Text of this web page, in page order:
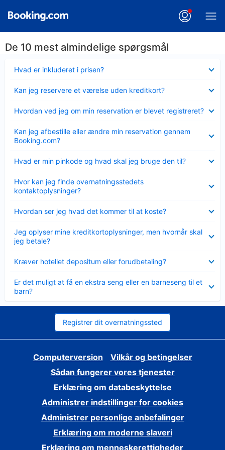
De 10 mest almindelige spørgsmål
Hvad er inkluderet i prisen?
Kan jeg reservere et værelse uden kreditkort?
Hvordan ved jeg om min reservation er blevet registreret?
Kan jeg afbestille eller ændre min reservation gennem
Booking.com?
Hvad er min pinkode og hvad skal jeg bruge den til?
Hvor kan jeg finde overnatningsstedets
kontaktoplysninger?
Hvordan ser jeg hvad det kommer til at koste?
Jeg oplyser mine kreditkortoplysninger, men hvornår skal
jeg betale?
Kræver hotellet depositum eller forudbetaling?
Er det muligt at få en ekstra seng eller en barneseng til et
barn?
Registrer dit overnatningssted
Computerversion
Vilkår og betingelser
Sådan fungerer vores tjenester
Erklæring om databeskyttelse
Administrer indstillinger for cookies
Administrer personlige anbefalinger
Erklæring om moderne slaveri
Erklæring om menneskerettigheder